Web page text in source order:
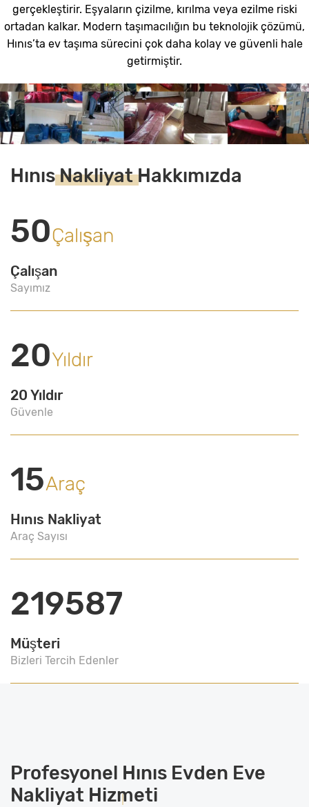
gerçekleştirir. Eşyaların çizilme, kırılma veya ezilme riski
ortadan kalkar. Modern taşımacılığın bu teknolojik çözümü,
Hınıs’ta ev taşıma sürecini çok daha kolay ve güvenli hale
getirmiştir.
HınısNakliyatHakkımızda
50Çalışan
Çalışan
Sayımız
20Yıldır
20 Yıldır
Güvenle
15Araç
Hınıs Nakliyat
Araç Sayısı
219587
Müşteri
Bizleri Tercih Edenler
Profesyonel Hınıs Evden Eve
Nakliyat Hizmeti